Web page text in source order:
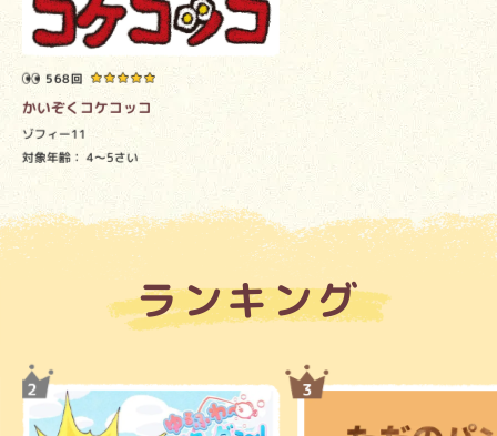
568回
かいぞくコケコッコ
ゾフィー11
対象年齢：4～5さい
ランキング